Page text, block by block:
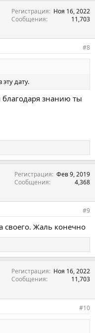
Регистрация
Ноя 16, 2022
Сообщения
11,703
#8
дату.
благодаря знанию ты
Регистрация Фев 9, 2019
Сообщения
4,368
#9
своего. Жаль конечно
Регистрация
Ноя 16, 2022
Сообщения
11,703
#10